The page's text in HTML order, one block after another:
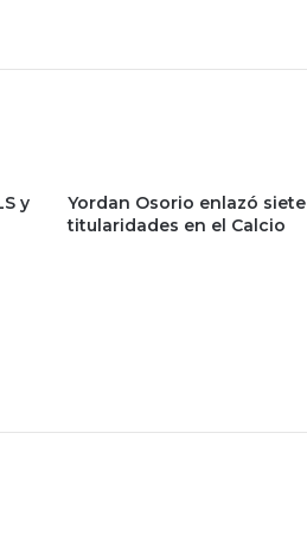
y
Yordan Osorio enlazó siete
titularidades en el Calcio